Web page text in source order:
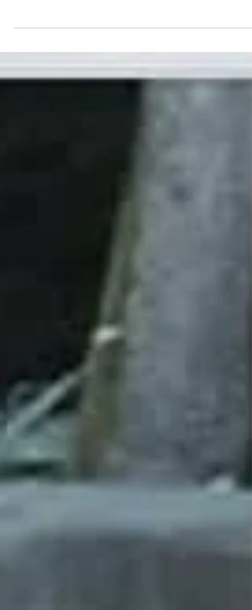
equitazione per bambini, ragazzi e adulti rivolti a
non è mai salito in sella e a...